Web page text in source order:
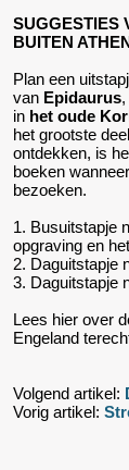
SUGGESTIES
BUITEN
Plan een
van Epidaurus
in het oude
het grootste
ontdekken, is
boeken
bezoeken.
1. Busuitstapje
opgraving en
2. Daguitstapje
3. Daguitstapje
Lees hier over
Engeland
Volgend artikel:
Vorig artikel: